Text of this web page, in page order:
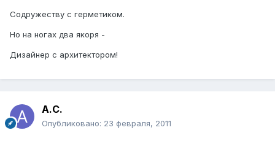
Содружеству с герметиком.
Но на ногах два якоря -
Дизайнер с архитектором!
А.С.
Опубликовано: 23 февраля, 2011